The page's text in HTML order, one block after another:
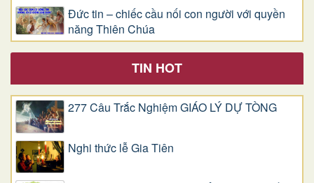
Đức tin – chiếc cầu nối con người với quyền
năng Thiên Chúa
TIN HOT
277 Câu Trắc Nghiệm GIÁO LÝ DỰ TÒNG
Nghi thức lễ Gia Tiên